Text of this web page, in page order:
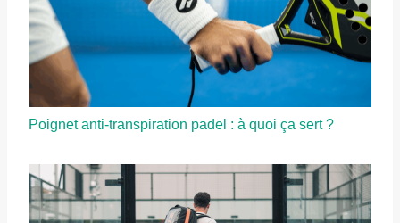
Poignet anti-transpiration padel : à quoi ça sert ?